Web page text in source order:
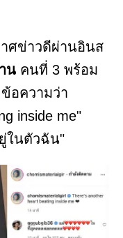
ศข่าวดีผ่านอินส
น คนที่ 3 พร้อม
อความว่า
inside me"
ในตัวฉัน"